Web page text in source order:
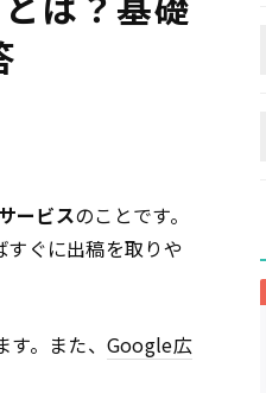
ービスのことです。
ぐに出稿を取りや
。また、 Google広